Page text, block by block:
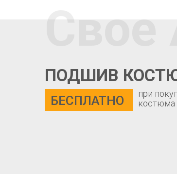
Свое
ПОДШИВ
БЕСПЛАТНО
при
костюма